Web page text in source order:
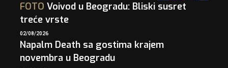
FOTO Voivod u Beogradu: Bliski susret
treće vrste
02/08/2026
Napalm Death sa gostima krajem
novembra u Beogradu